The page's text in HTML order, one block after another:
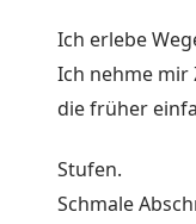
Ich erlebe
Ich nehme mir
die früher
Stufen.
Schmale